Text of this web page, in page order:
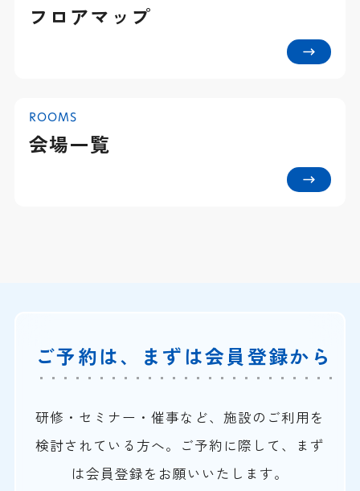
フロアマップ
ROOMS
会場一覧
ご予約は、まずは会員登録から
研修・セミナー・催事など、施設のご利用を
検討されている方へ。ご予約に際して、まず
は会員登録をお願いいたします。